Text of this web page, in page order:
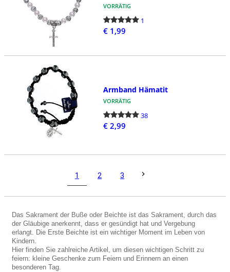
VORRÄTIG
1
€ 1,99
Armband Hämatit
VORRÄTIG
38
€ 2,99
1 2 3
Das Sakrament der Buße oder Beichte ist das Sakrament, durch das
der Gläubige anerkennt, dass er gesündigt hat und Vergebung
erlangt. Die Erste Beichte ist ein wichtiger Moment im Leben von
Kindern.
Hier finden Sie zahlreiche Artikel, um diesen wichtigen Schritt zu
feiern: kleine Geschenke zum Feiern und Erinnern an einen
besonderen Tag.